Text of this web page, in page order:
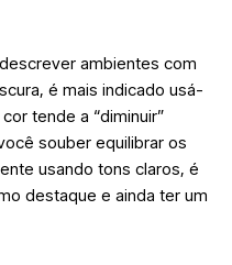
ambientes com
é mais indicado usá-
tende a “diminuir”
souber equilibrar os
usando tons claros, é
destaque e ainda ter um